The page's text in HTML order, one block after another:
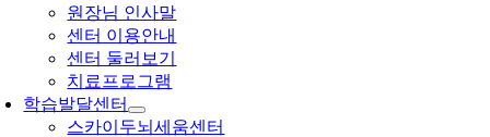
원장님 인사말
센터 이용안내
센터 둘러보기
치료프로그램
학습발달센터
스카이두뇌세움센터